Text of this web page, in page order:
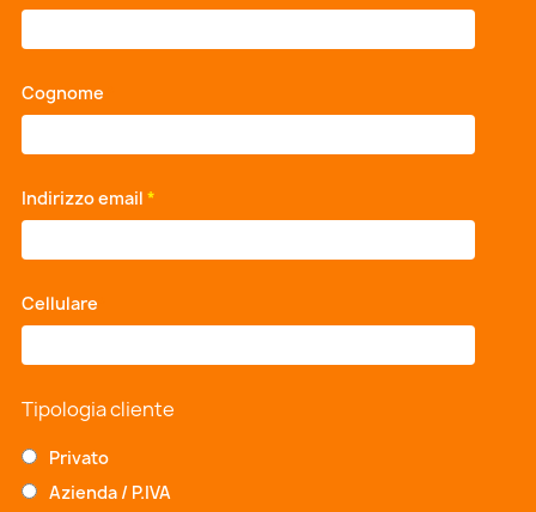
Cognome
Indirizzo email *
Cellulare
Tipologia cliente
Privato
Azienda / P.IVA